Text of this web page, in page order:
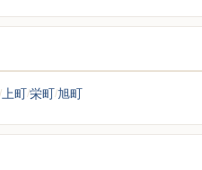
上町栄町旭町